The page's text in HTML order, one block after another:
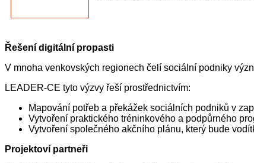
Řešení digitální propasti
V mnoha venkovských regionech čelí sociální podniky
LEADER-CE tyto výzvy řeší prostřednictvím:
Mapování potřeb a překážek sociálních podniků v
Vytvoření praktického tréninkového a podpůrného
Vytvoření společného akčního plánu, který bude
Projektoví partneři